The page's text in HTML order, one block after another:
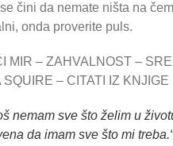
čini da nemate ništa na
onda proverite puls.
MIR – ZAHVALNOST –
SQUIRE – CITATI IZ KNJIGE
nemam sve što želim u
da imam sve što mi